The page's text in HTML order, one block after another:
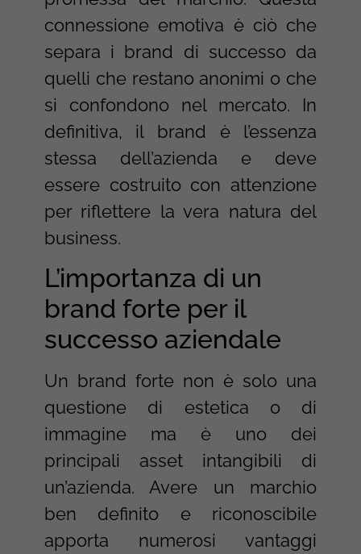
connessione emotiva è ciò che
separa i brand di successo da
quelli che restano anonimi o che
si confondono nel mercato. In
definitiva, il brand è l’essenza
stessa dell’azienda e deve
essere costruito con attenzione
per riflettere la vera natura del
business.
L’importanza di un
brand forte per il
successo aziendale
Un brand forte non è solo una
questione di estetica o di
immagine ma è uno dei
principali asset intangibili di
un’azienda. Avere un marchio
ben definito e riconoscibile
apporta numerosi vantaggi